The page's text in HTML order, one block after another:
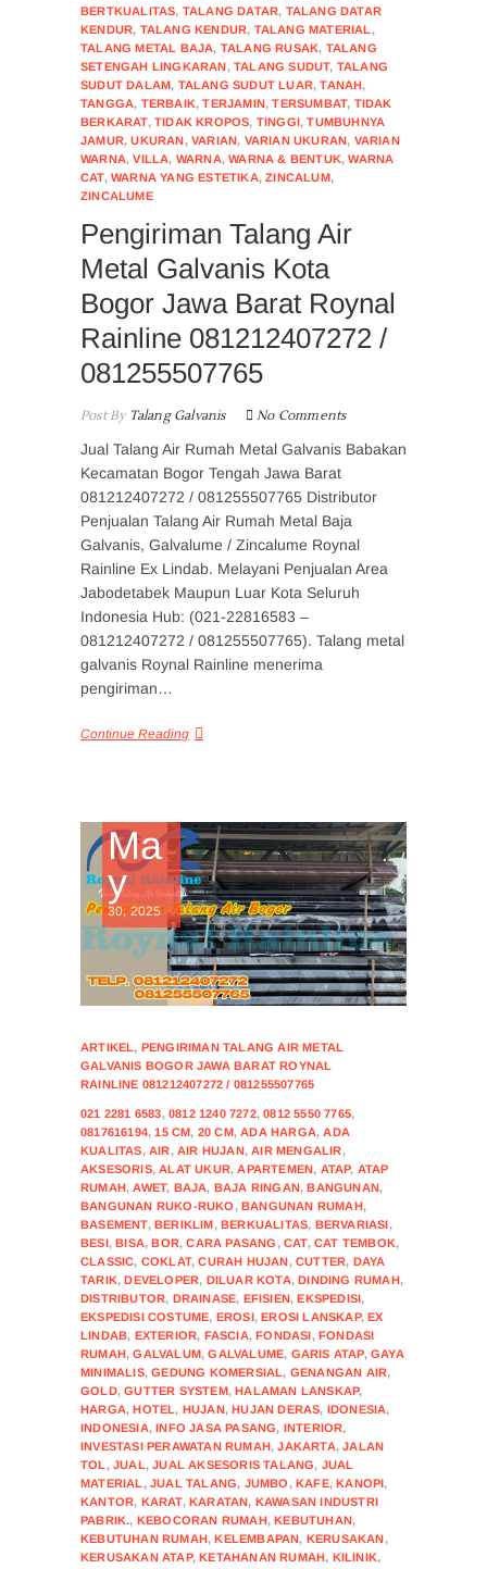
BERTKUALITAS, TALANG DATAR, TALANG DATAR
KENDUR, TALANG KENDUR, TALANG MATERIAL ,
TALANG METAL BAJA, TALANG RUSAK, TALANG
SETENGAH LINGKARAN,TALANG SUDUT, TALANG
SUDUT DALAM, TALANG SUDUT LUAR,TANAH,
TANGGA, TERBAIK,TERJAMIN,TERSUMBAT, TIDAK
BERKARAT,TIDAK KROPOS, TINGGI,TUMBUHNYA
JAMUR,UKURAN,VARIAN, VARIAN UKURAN, VARIAN
WARNA,VILLA, WARNA,WARNA & BENTUK,WARNA
CAT,WARNA YANG ESTETIKA,ZINCALUM,
ZINCALUME
Pengiriman Talang Air
Metal Galvanis Kota
Bogor Jawa Barat Roynal
Rainline 081212407272 /
081255507765
Post ByTalang Galvanis No Comments
Jual Talang Air Rumah Metal Galvanis Babakan
Kecamatan Bogor Tengah Jawa Barat
081212407272 / 081255507765 Distributor
Penjualan Talang Air Rumah Metal Baja
Galvanis, Galvalume / Zincalume Roynal
Rainline Ex Lindab. Melayani Penjualan Area
Jabodetabek Maupun Luar Kota Seluruh
Indonesia Hub: (021-22816583 –
081212407272 / 081255507765). Talang metal
galvanis Roynal Rainline menerima
pengiriman…
Continue Reading
Ma
y
30, 2025
ARTIKEL, PENGIRIMAN TALANG AIR METAL
GALVANIS BOGOR JAWA BARAT ROYNAL
RAINLINE 081212407272 / 081255507765
021 2281 6583,0812 1240 7272,0812 5550 7765,
0817616194,15 CM, 20 CM,ADA HARGA,ADA
KUALITAS,AIR,AIR HUJAN,AIR MENGALIR,
AKSESORIS,ALAT UKUR,APARTEMEN, ATAP, ATAP
RUMAH,AWET, BAJA, BAJA RINGAN,BANGUNAN,
BANGUNAN RUKO-RUKO ,BANGUNAN RUMAH,
BASEMENT,BERIKLIM,BERKUALITAS, BERVARIASI,
BESI,BISA,BOR,CARA PASANG ,CAT,CAT TEMBOK,
CLASSIC, COKLAT,CURAH HUJAN,CUTTER, DAYA
TARIK,DEVELOPER, DILUAR KOTA,DINDING RUMAH,
DISTRIBUTOR, DRAINASE, EFISIEN,EKSPEDISI,
EKSPEDISI COSTUME, EROSI,EROSI LANSKAP,EX
LINDAB, EXTERIOR, FASCIA,FONDASI,FONDASI
RUMAH,GALVALUM,GALVALUME, GARIS ATAP,GAYA
MINIMALIS,GEDUNG KOMERSIAL, GENANGAN AIR,
GOLD,GUTTER SYSTEM,HALAMAN LANSKAP,
HARGA,HOTEL, HUJAN,HUJAN DERAS, IDONESIA,
INDONESIA,INFO JASA PASANG, INTERIOR,
INVESTASI PERAWATAN RUMAH,JAKARTA,JALAN
TOL ,JUAL,JUAL AKSESORIS TALANG, JUAL
MATERIAL ,JUAL TALANG, JUMBO ,KAFE,KANOPI,
KANTOR, KARAT,KARATAN, KAWASAN INDUSTRI
PABRIK., KEBOCORAN RUMAH,KEBUTUHAN,
KEBUTUHAN RUMAH,KELEMBAPAN, KERUSAKAN,
KERUSAKAN ATAP,KETAHANAN RUMAH, KILINIK,